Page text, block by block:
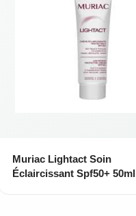
Muriac Lightact Soin
Éclaircissant Spf50+ 50ml